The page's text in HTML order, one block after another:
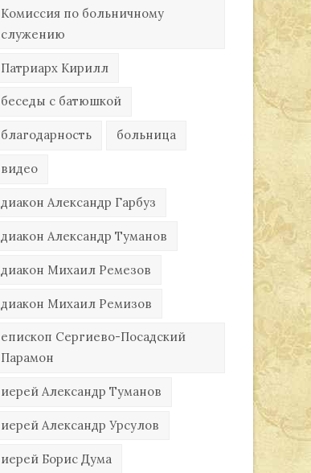
Комиссия по больничному
служению
Патриарх Кирилл
беседы с батюшкой
благодарность больница
видео
диакон Александр Гарбуз
диакон Александр Туманов
диакон Михаил Ремезов
диакон Михаил Ремизов
епископ Сергиево-Посадский
Парамон
иерей Александр Туманов
иерей Александр Урсулов
иерей Борис Дума